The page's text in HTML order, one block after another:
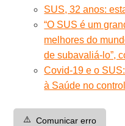
SUS, 32 anos:
“O SUS é um
melhores do
de subavaliá-lo”,
Covid-19 e o
à Saúde no
⚠️ Comunicar erro